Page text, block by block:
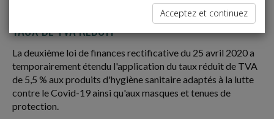
TAUX DE TVA RÉDUIT
La deuxième loi de finances rectificative du 25 avril 2020 a
temporairement étendu l'application du taux réduit de TVA
de 5,5 % aux produits d'hygiène sanitaire adaptés à la lutte
contre le Covid-19 ainsi qu'aux masques et tenues de
protection.
Acceptez et continuez